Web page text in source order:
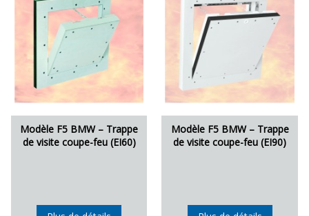
Modèle F5 BMW – Trappe
de visite coupe-feu (EI60)
Modèle F5 BMW – Trappe
de visite coupe-feu (EI90)